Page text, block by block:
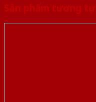
Sản phẩm tương tự